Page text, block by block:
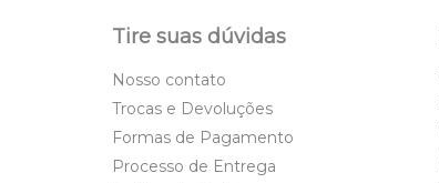
Tire suas dúvidas
Nosso contato
Trocas e Devoluções
Formas de Pagamento
Processo de Entrega